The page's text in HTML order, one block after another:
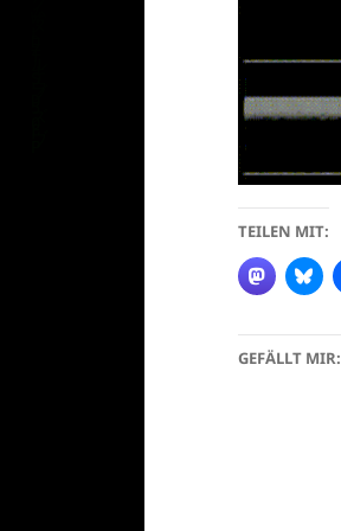
TEILEN MIT:
GEFÄLLT MIR: